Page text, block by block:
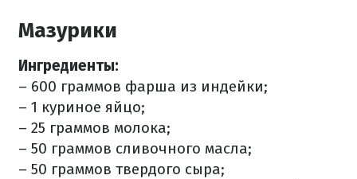
Мазурики
Ингредиенты:
– 600 граммов фарша из индейки;
– 1 куриное яйцо;
– 25 граммов молока;
– 50 граммов сливочного масла;
– 50 граммов твердого сыра;